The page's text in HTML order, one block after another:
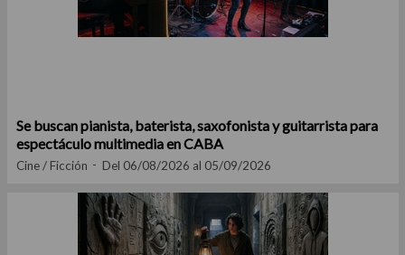
Se buscan pianista, baterista, saxofonista y guitarrista para
espectáculo multimedia en CABA
Cine / Ficción Del 06/08/2026 al 05/09/2026